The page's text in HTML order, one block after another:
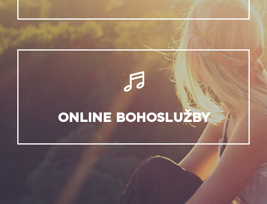
ONLINE BOHOSLUŽBY